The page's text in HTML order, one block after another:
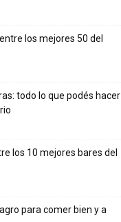
los mejores 50 del
todo lo que podés hacer
los 10 mejores bares del
para comer bien y a